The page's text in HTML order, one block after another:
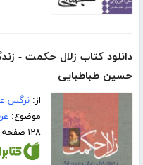
دانلود کتاب زلال حکمت -
حسین طباطبایی
از:نرگس
موضوع:
۱۲۸ صفحه